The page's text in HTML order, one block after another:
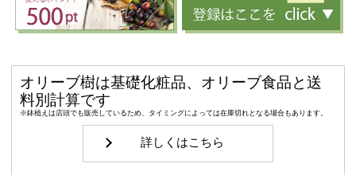
オリーブ樹は基礎化粧品、オリーブ食品と送
料別計算です
※鉢植えは店頭でも販売しているため、タイミングによっては在庫切れとなる場合もあります。
詳しくはこちら